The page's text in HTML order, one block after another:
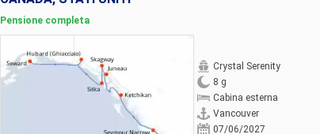
Pensione completa
Crystal Serenity
8 g
Cabina esterna
Vancouver
07/06/2027